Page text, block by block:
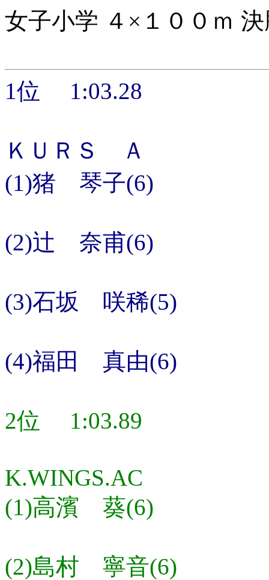
女子小学 ４×１００ｍ
1位 1:03.28
ＫＵＲＳ Ａ
(1)猪 琴子(6)
(2)辻 奈甫(6)
(3)石坂 咲稀(5)
(4)福田 真由(6)
2位 1:03.89
K.WINGS.AC
(1)高濱 葵(6)
(2)島村 寧音(6)